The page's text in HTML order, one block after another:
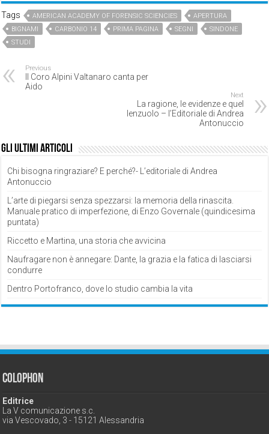
Tags AMERICAN ACADEMY OF FORENSIC SCIENCIES
APERTURA
BIGNAMI
CARBONIO 14 PRIMA PAGINA SEGNI
SINDONE
STUDI
Previous
Il Coro Alpini Valtanaro canta per
Aido
Next
La ragione, le evidenze e quel
lenzuolo – l’Editoriale di Andrea
Antonuccio
Gli ultimi articoli
Chi bisogna ringraziare? E perché?- L’editoriale di Andrea
Antonuccio
L’arte di piegarsi senza spezzarsi: la memoria della rinascita.
Manuale pratico di imperfezione, di Enzo Governale (quindicesima
puntata)
Riccetto e Martina, una storia che avvicina
Naufragare non è annegare: Dante, la grazia e la fatica di lasciarsi
condurre
Dentro Portofranco, dove lo studio cambia la vita
Colophon
Editrice
La V comunicazione s.c.
via Vescovado, 3 - 15121 Alessandria